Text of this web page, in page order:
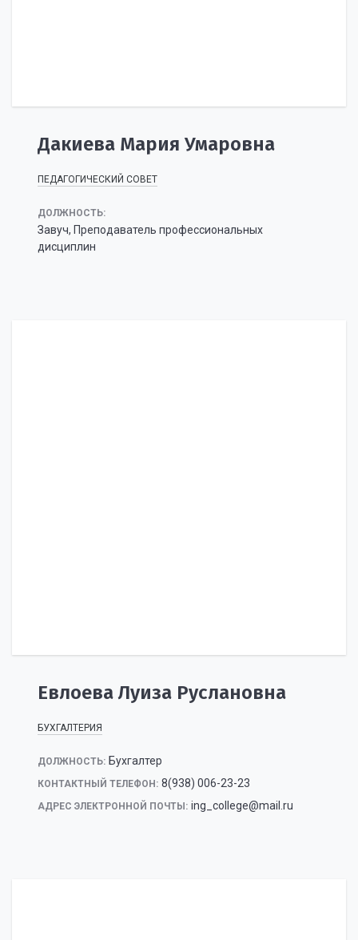
Дакиева Мария Умаровна
ПЕДАГОГИЧЕСКИЙ СОВЕТ
ДОЛЖНОСТЬ:
Завуч, Преподаватель профессиональных
дисциплин
Евлоева Луиза Руслановна
БУХГАЛТЕРИЯ
ДОЛЖНОСТЬ: Бухгалтер
КОНТАКТНЫЙ ТЕЛЕФОН: 8(938) 006-23-23
АДРЕС ЭЛЕКТРОННОЙ ПОЧТЫ: ing_college@mail.ru